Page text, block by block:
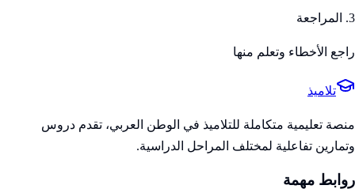
3. المراجعة
راجع الأخطاء وتعلم منها
تلاميذ
منصة تعليمية متكاملة للتلاميذ في الوطن العربي، تقدم دروس
وتمارين تفاعلية لمختلف المراحل الدراسية.
روابط مهمة